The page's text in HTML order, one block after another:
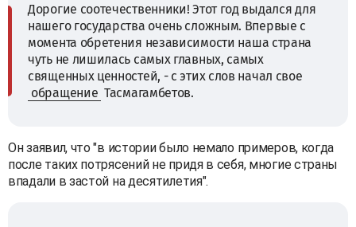
Дорогие соотечественники! Этот год выдался для
нашего государства очень сложным. Впервые с
момента обретения независимости наша страна
чуть не лишилась самых главных, самых
священных ценностей, - с этих слов начал свое
обращение Тасмагамбетов.
Он заявил, что "в истории было немало примеров, когда
после таких потрясений не придя в себя, многие страны
впадали в застой на десятилетия".